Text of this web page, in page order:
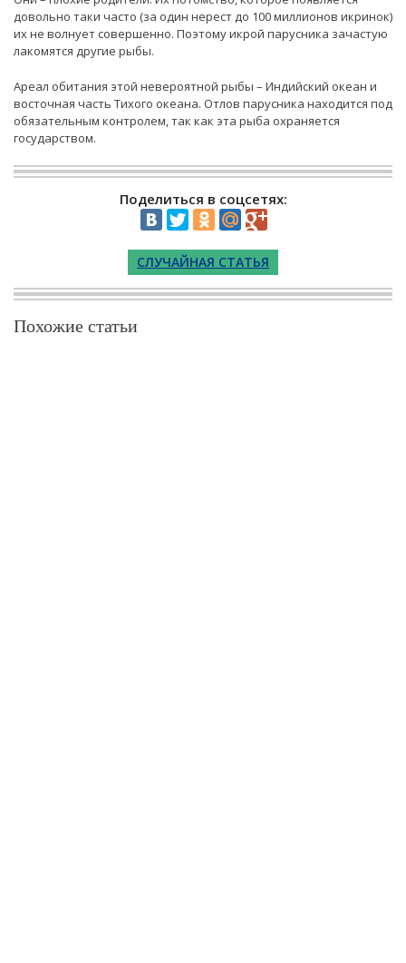
довольно таки часто (за один нерест до 100 миллионов икринок)
их не волнует совершенно. Поэтому икрой парусника зачастую
лакомятся другие рыбы.
Ареал обитания этой невероятной рыбы – Индийский океан и
восточная часть Тихого океана. Отлов парусника находится под
обязательным контролем, так как эта рыба охраняется
государством.
Поделиться в соцсетях:
СЛУЧАЙНАЯ СТАТЬЯ
Похожие статьи